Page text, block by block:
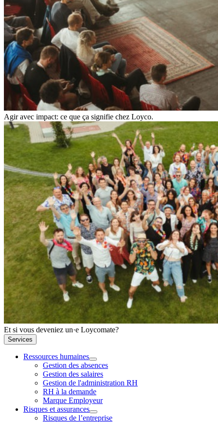
Agir avec impact: ce que ça signifie chez Loyco.
Et si vous deveniez un·e Loycomate?
Services
Ressources humaines
Gestion des absences
Gestion des salaires
Gestion de l'administration RH
RH à la demande
Marque Employeur
Risques et assurances
Risques de l’entreprise